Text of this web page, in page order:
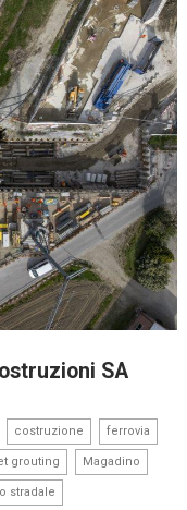
SA
costruzione ferrovia
grouting Magadino
stradale